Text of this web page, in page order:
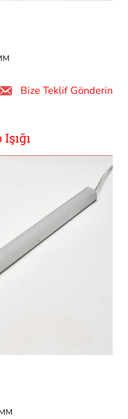
Bize Teklif Gönderin